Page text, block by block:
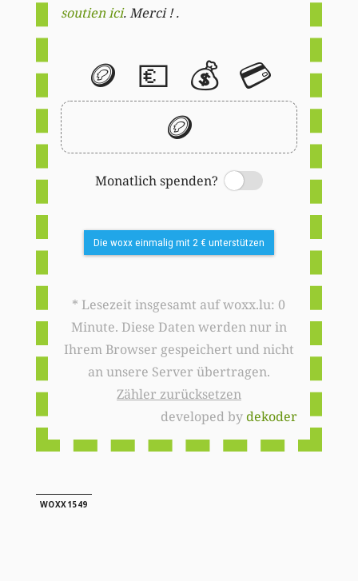
soutien ici. Merci ! .
🪙 💶 💰 💳
🪙
Monatlich spenden?
Switch
Die woxx einmalig mit 2 € unterstützen
* Lesezeit insgesamt auf woxx.lu: 0
Minute. Diese Daten werden nur in
Ihrem Browser gespeichert und nicht
an unsere Server übertragen.
Zähler zurücksetzen
developed bydekoder
WOXX1549